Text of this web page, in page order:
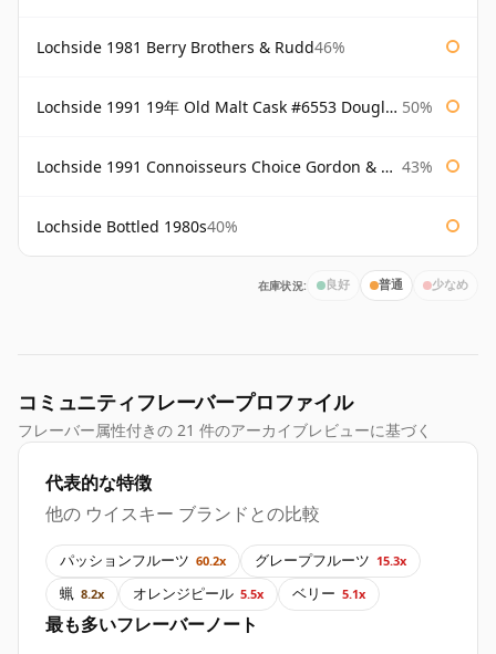
Lochside 1981 Berry Brothers & Rudd46%
Lochside 1991 19年 Old Malt Cask #6553 Douglas Laing 50%
Lochside 1991 Connoisseurs Choice Gordon & Macphail 43%
Lochside Bottled 1980s40%
在庫状況: 良好 普通 少なめ
コミュニティフレーバープロファイル
フレーバー属性付きの 21 件のアーカイブレビューに基づく
代表的な特徴
他の ウイスキー ブランドとの比較
パッションフルーツ 60.2x グレープフルーツ 15.3x
蝋 8.2x オレンジピール 5.5x ベリー 5.1x
最も多いフレーバーノート